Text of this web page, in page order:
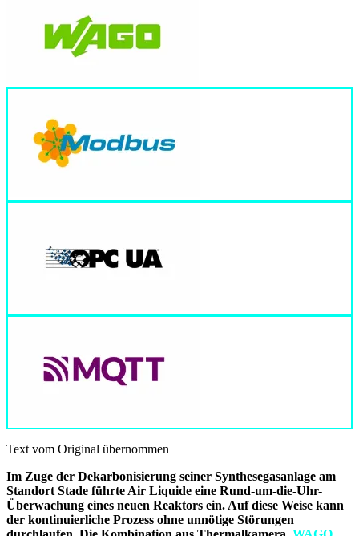
Text vom Original übernommen
Im Zuge der Dekarbonisierung seiner Synthesegasanlage am
Standort Stade führte Air Liquide eine Rund-um-die-Uhr-
Überwachung eines neuen Reaktors ein. Auf diese Weise kann
der kontinuierliche Prozess ohne unnötige Störungen